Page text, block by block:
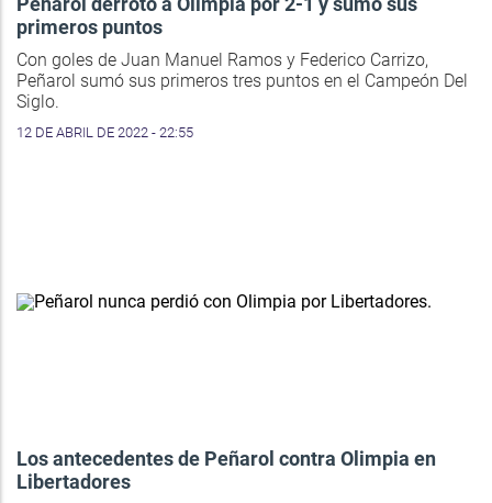
primeros puntos
Con goles de Juan Manuel Ramos y Federico Carrizo,
Peñarol sumó sus primeros tres puntos en el Campeón Del
Siglo.
12 DE ABRIL DE 2022 - 22:55
Los antecedentes de Peñarol contra Olimpia en
Libertadores